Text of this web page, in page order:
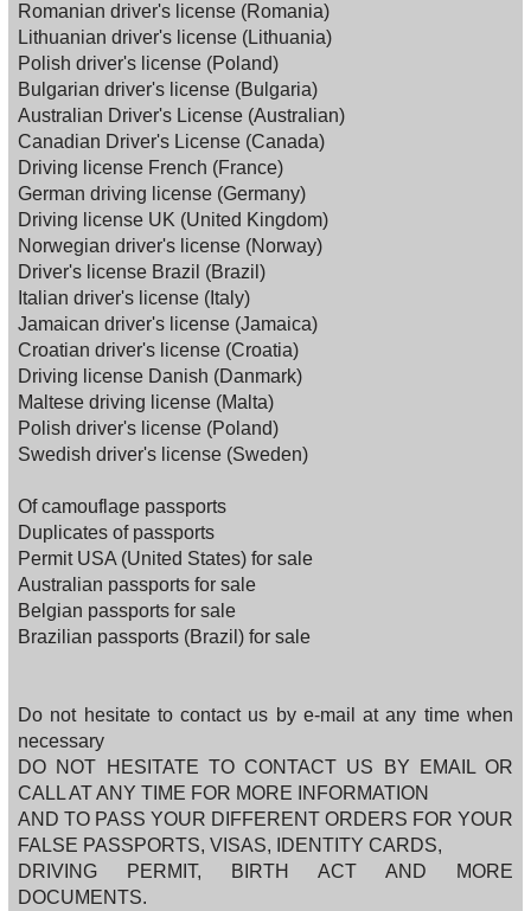
Romanian driver's license (Romania)
Lithuanian driver's license (Lithuania)
Polish driver's license (Poland)
Bulgarian driver's license (Bulgaria)
Australian Driver's License (Australian)
Canadian Driver's License (Canada)
Driving license French (France)
German driving license (Germany)
Driving license UK (United Kingdom)
Norwegian driver's license (Norway)
Driver's license Brazil (Brazil)
Italian driver's license (Italy)
Jamaican driver's license (Jamaica)
Croatian driver's license (Croatia)
Driving license Danish (Danmark)
Maltese driving license (Malta)
Polish driver's license (Poland)
Swedish driver's license (Sweden)
Of camouflage passports
Duplicates of passports
Permit USA (United States) for sale
Australian passports for sale
Belgian passports for sale
Brazilian passports (Brazil) for sale
Do not hesitate to contact us by e-mail at any time when
necessary
DO NOT HESITATE TO CONTACT US BY EMAIL OR
CALL AT ANY TIME FOR MORE INFORMATION
AND TO PASS YOUR DIFFERENT ORDERS FOR YOUR
FALSE PASSPORTS, VISAS, IDENTITY CARDS,
DRIVING PERMIT, BIRTH ACT AND MORE
DOCUMENTS.